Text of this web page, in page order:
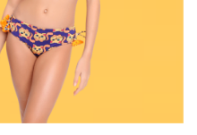
produto